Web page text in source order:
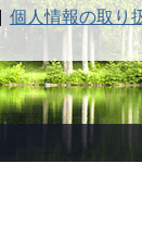
個人情報の取り